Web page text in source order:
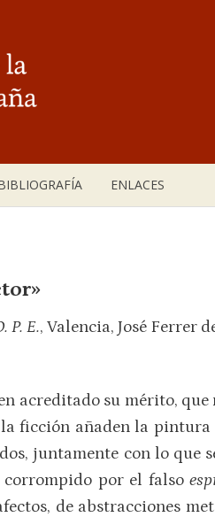
ENLACES
P. E., Valencia, José Ferrer
acreditado su mérito, que
ficción añaden la
juntamente con lo que
corrompido por el falso
de abstracciones